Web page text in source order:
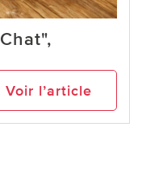
Voir l’article